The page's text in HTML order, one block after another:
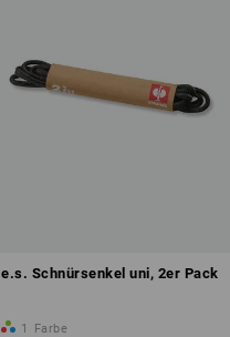
e.s. Schnürsenkel uni, 2er Pack
1 Farbe